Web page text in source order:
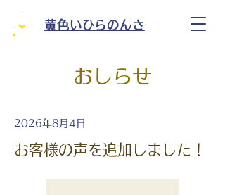
黄色いひらのんさ
おしらせ
2026年8月4日
お客様の声を追加しました！